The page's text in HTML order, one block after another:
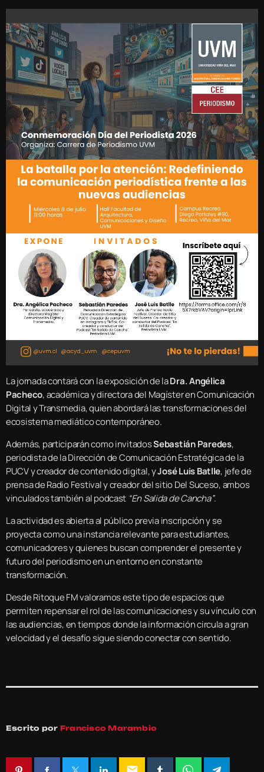
La jornada contará con la exposición de laDra. Angélica
Pacheco, académica y directora del Magíster en Comunicación
Digital y Transmedia, quien abordará las transformaciones del
ecosistema mediático contemporáneo.
Además, participarán como invitadosSebastián Paredes,
periodista de la Dirección de Comunicación Estratégica de la
PUCV y creador de contenido digital, yJosé Luis Batlle, jefe de
prensa de Radio Festival y creador del sitio Del Suceso, ambos
vinculados también al podcast “En Salida de Cancha”.
La actividad es abierta al público previa inscripción y se
proyecta como una instancia relevante para estudiantes,
comunicadores y quienes buscan comprender el presente y
futuro del periodismo en un entorno en constante
transformación.
Desde Ritoque FM valoramos este tipo de espacios que
permiten repensar el rol de las comunicaciones y su vínculo con
las audiencias, en tiempos donde la información circula a gran
velocidad y el desafío sigue siendo conectar con sentido.
Escrito por Francisco Marambio